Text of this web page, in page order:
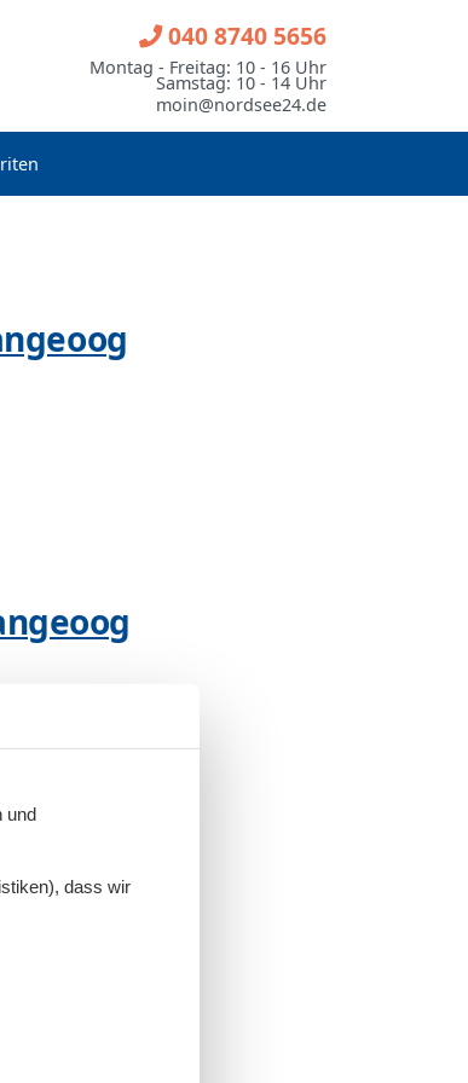
040 8740 5656
Montag - Freitag: 10 - 16 Uhr
Samstag: 10 - 14 Uhr
moin@nordsee24.de
und
dass wir